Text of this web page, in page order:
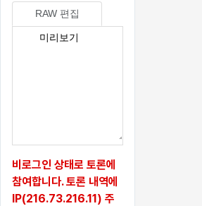
RAW 편집
미리보기
비로그인 상태로 토론에
참여합니다. 토론 내역에
IP(216.73.216.11) 주